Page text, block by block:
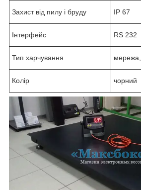
Захист від пилу і бруду IP 67
Інтерфейс RS 232
Тип харчування
Колір чорний